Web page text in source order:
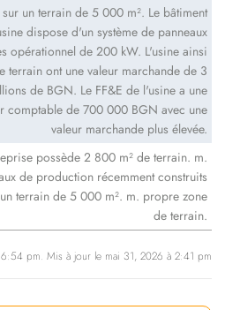
un terrain de 5 000 m². Le bâtiment
dispose d'un système de panneaux
opérationnel de 200 kW. L'usine ainsi
terrain ont une valeur marchande de 3
de BGN. Le FF&E de l'usine a une
comptable de 700 000 BGN avec une
valeur marchande plus élevée.
possède 2 800 m² de terrain. m.
de production récemment construits
terrain de 5 000 m². m. propre zone
de terrain.
pm. Mis à jour le mai 31, 2026 à 2:41 pm